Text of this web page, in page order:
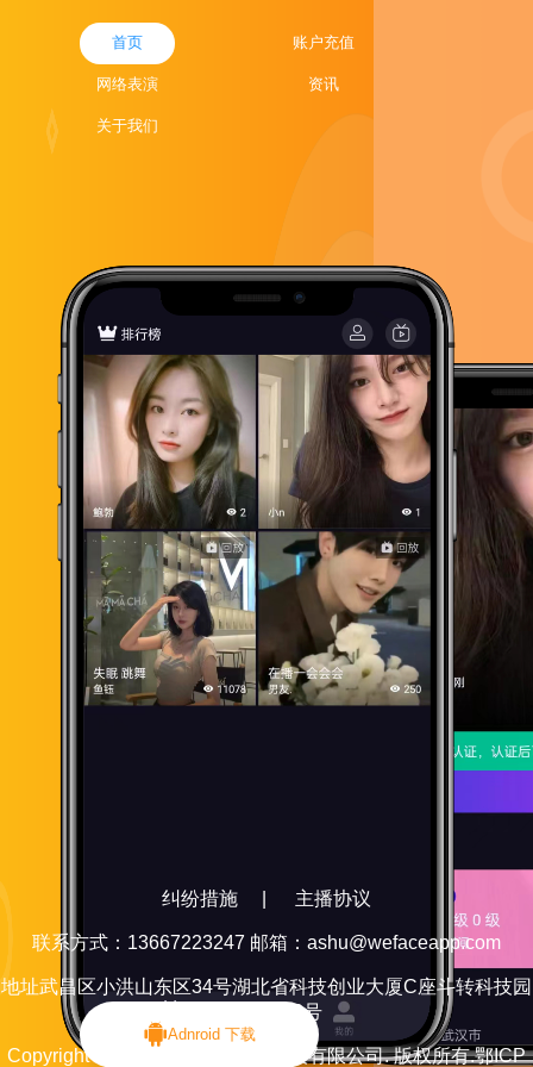
首页 账户充值
网络表演 资讯
关于我们
Adnroid 下载
纠纷措施 主播协议
联系方式：13667223247 邮箱：ashu@wefaceapp.com
地址武昌区小洪山东区34号湖北省科技创业大厦C座斗转科技园
8层805室2号
Copyright ©2019 武汉无毁网络科技有限公司. 版权所有.鄂ICP